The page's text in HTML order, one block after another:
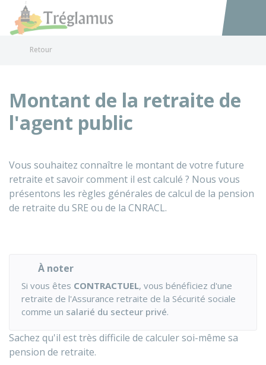
Accéder
Retour
Montant de la retraite de
l'agent public
Vous souhaitez connaître le montant de votre future
retraite et savoir comment il est calculé ? Nous vous
présentons les règles générales de calcul de la pension
de retraite du SRE ou de la CNRACL.
À noter
Si vous êtes CONTRACTUEL, vous bénéficiez d'une
retraite de l'Assurance retraite de la Sécurité sociale
comme un salarié du secteur privé.
Sachez qu'il est très difficile de calculer soi-même sa
pension de retraite.